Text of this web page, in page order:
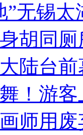
”无锡
胡同
陆台
！游客
师用